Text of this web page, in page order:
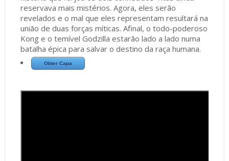
reservava mais mistérios. Agora, eles serão
revelados e o mal que eles representam resultará na
união de duas forças míticas. Afinal, o todo-poderoso
Kong e o temível Godzilla estarão lado a lado numa
batalha épica para salvar o destino da raça humana.
Obter Capa